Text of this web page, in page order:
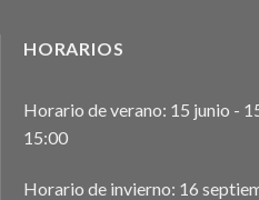
HORARIOS
Horario de verano: 15 junio -
15:00
Horario de invierno: 16